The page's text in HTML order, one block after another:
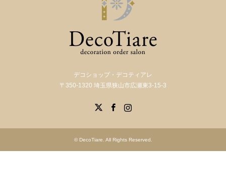
デコショップ・デコティアレ
〒350-1320 埼玉県狭山市広瀬東3-15-3
© DecoTiare . All Rights Reserved.